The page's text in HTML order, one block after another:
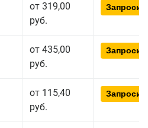
от 319,00
руб.
от 435,00
руб.
от 115,40
руб.